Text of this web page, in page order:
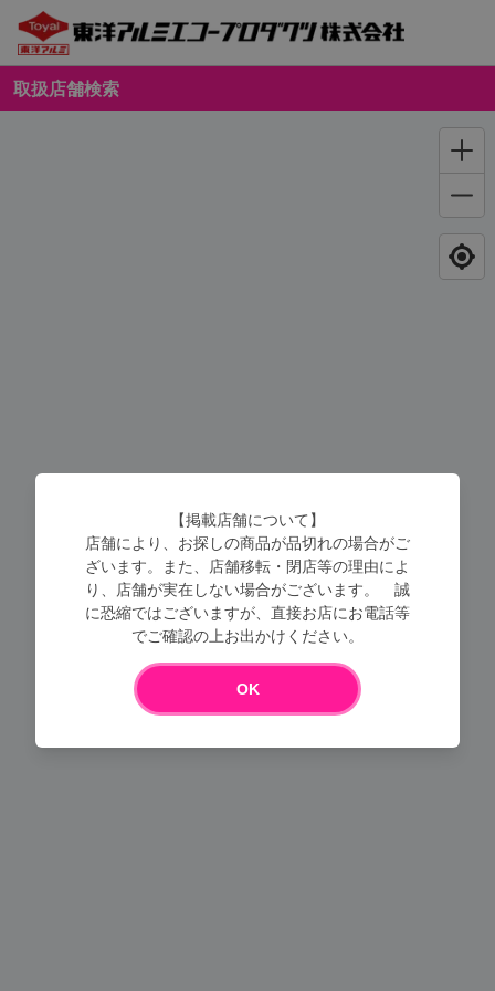
取扱店舗検索
Loading...
【掲載店舗について】
店舗により、お探しの商品が品切れの場合がご
ざいます。また、店舗移転・閉店等の理由によ
り、店舗が実在しない場合がございます。 誠
に恐縮ではございますが、直接お店にお電話等
でご確認の上お出かけください。
OK